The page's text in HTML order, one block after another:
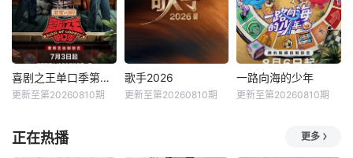
喜剧之王单口季第三季
更新至第20260810期
歌手2026
更新至第20260810期
一路向海的少年
更新至第20260810期
正在热播 更多